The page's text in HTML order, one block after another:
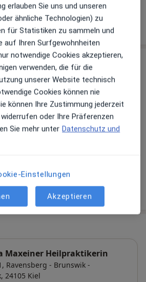
Preisbildung?
ein Portraitbild, Ihre
Dadurch werden Sie
Sie sich außerdem bereits
kostenfrei über neue
als Arzt anmelden
Maxeiner Heilpraktikerin
Ravensberg - Brunswik -
, 24105 Kiel
erlauben Sie uns und unseren
ähnliche Technologien) zu
für Statistiken zu sammeln und
auf Ihren Surfgewohnheiten
notwendige Cookies akzeptieren,
verwenden, die für die
unserer Website technisch
Cookies können nie
können Ihre Zustimmung jederzeit
oder Ihre Präferenzen
Sie mehr unter Datenschutz und
Einstellungen
Akzeptieren